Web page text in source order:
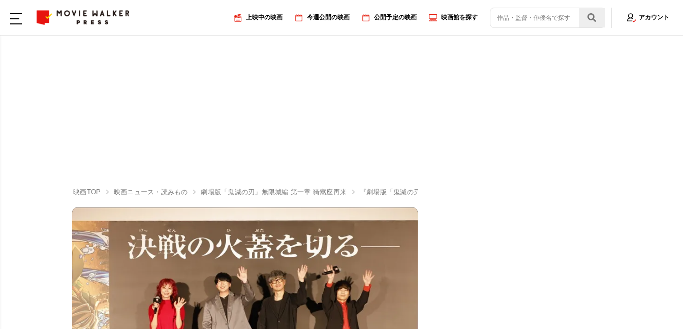
上映中の映画 今週公開の映画 公開予定の映画 映画館を探す アカウント
映画TOP 映画ニュース・読みもの 劇場版「鬼滅の刃」無限城編 第一章 猗窩座再来 『劇場版「鬼滅の刃」』花江夏樹＆櫻井孝宏、猗窩座役・石田彰の「お芝居がすばらしすぎた。美しい」